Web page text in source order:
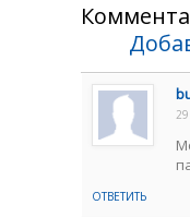
ОТВЕТИТЬ